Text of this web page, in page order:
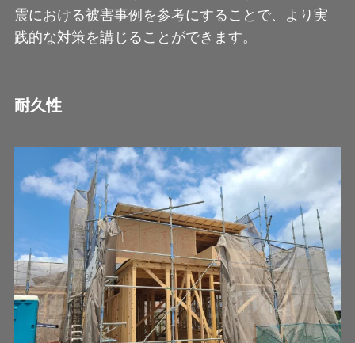
震における被害事例を参考にすることで、より実
践的な対策を講じることができます。
耐久性